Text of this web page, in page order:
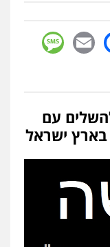
Facebook
Email
עם
ישראל